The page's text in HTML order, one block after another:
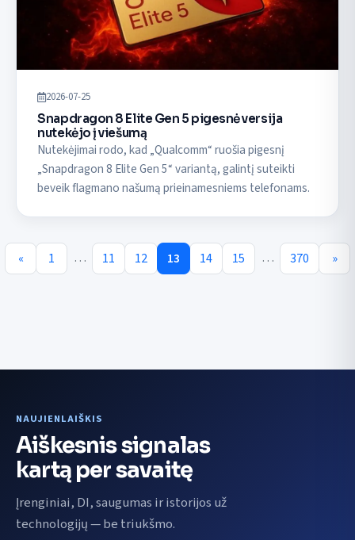
2026-07-25
Snapdragon 8 Elite Gen 5 pigesnė versija
nutekėjo į viešumą
Nutekėjimai rodo, kad „Qualcomm“ ruošia pigesnį
„Snapdragon 8 Elite Gen 5“ variantą, galintį suteikti
beveik flagmano našumą prieinamesniems telefonams.
« 1 … 11 12 13 14 15 … 370 »
NAUJIENLAIŠKIS
Aiškesnis signalas
kartą per savaitę
Įrenginiai, DI, saugumas ir istorijos už
technologijų — be triukšmo.